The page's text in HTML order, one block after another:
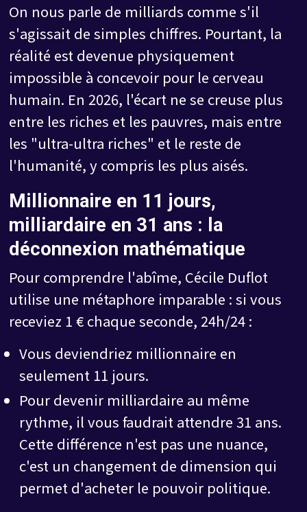
On nous parle de milliards comme s'il
s'agissait de simples chiffres. Pourtant, la
réalité est devenue physiquement
impossible à concevoir pour le cerveau
humain. En 2026, l'écart ne se creuse plus
entre les riches et les pauvres, mais entre
les "ultra-ultra riches" et le reste de
l'humanité, y compris les plus aisés.
Millionnaire en 11 jours,
milliardaire en 31 ans : la
déconnexion mathématique
Pour comprendre l'abîme, Cécile Duflot
utilise une métaphore imparable : si vous
receviez 1 € chaque seconde, 24h/24 :
Vous deviendriez millionnaire en
seulement 11 jours.
Pour devenir milliardaire au même
rythme, il vous faudrait attendre 31 ans.
Cette différence n'est pas une nuance,
c'est un changement de dimension qui
permet d'acheter le pouvoir politique.